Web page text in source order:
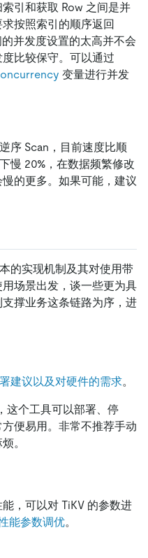
引和获取 Row 之间是并
按照索引的顺序返回
并发度设置的太高并不会
比较保守。可以通过
变量进行并发
序 Scan，目前速度比顺
慢 20%，在数据频繁修改
的更多。如果可能，建议
的实现机制及其对使用带
场景出发，谈一些更为具
撑业务这条链路为序，进
建议以及对硬件的需求。
这个工具可以部署、停
便易用。非常不推荐手动
。
，可以对 TiKV 的参数进
能参数调优。